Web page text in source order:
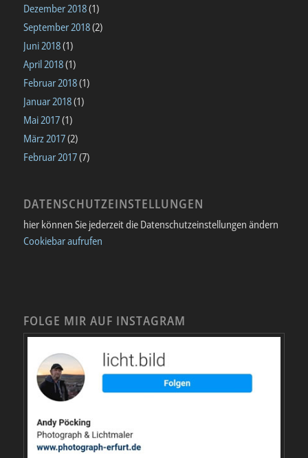
Dezember 2018(1)
September 2018(2)
Juni 2018(1)
April 2018(1)
Februar 2018(1)
Januar 2018(1)
Mai 2017(1)
März 2017(2)
Februar 2017(7)
DATENSCHUTZEINSTELLUNGEN
hier können Sie jederzeit die Datenschutzeinstellungen ändern
Cookiebar aufrufen
FOLGE MIR AUF INSTAGRAM